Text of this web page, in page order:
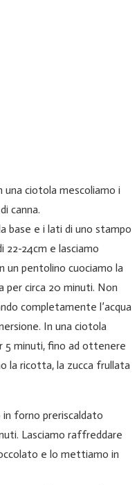
una ciotola mescoliamo i
canna.
base e i lati di uno stampo
24cm e lasciamo
un pentolino cuociamo la
per circa 20 minuti. Non
completamente l’acqua
In una ciotola
5 minuti, fino ad ottenere
la ricotta, la zucca frullata
forno preriscaldato
Lasciamo raffreddare
e lo mettiamo in